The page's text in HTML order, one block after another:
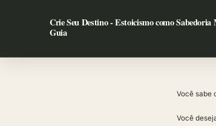
Crie Seu Destino - Estoicismo como
Guia
Você sabe
Você